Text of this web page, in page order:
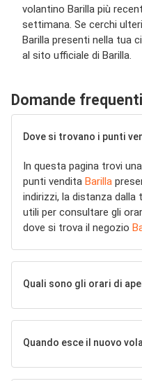
volantino Barilla più
settimana. Se cerchi
Barilla presenti nella tua
al sito ufficiale di Barilla.
Domande
Dove si trovano i punti
In questa pagina trovi
punti vendita Barilla
indirizzi, la distanza dalla
utili per consultare gli
dove si trova il negozio
Quali sono gli orari di
Quando esce il nuovo